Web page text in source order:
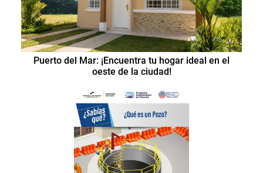
Puerto del Mar: ¡Encuentra tu hogar ideal en el
oeste de la ciudad!